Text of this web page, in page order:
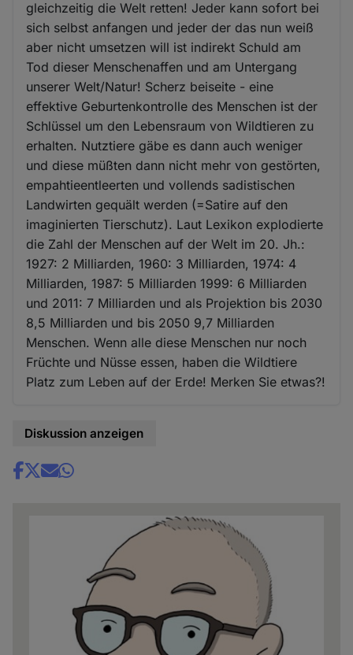
gleichzeitig die Welt retten! Jeder kann sofort bei
sich selbst anfangen und jeder der das nun weiß
aber nicht umsetzen will ist indirekt Schuld am
Tod dieser Menschenaffen und am Untergang
unserer Welt/Natur! Scherz beiseite - eine
effektive Geburtenkontrolle des Menschen ist der
Schlüssel um den Lebensraum von Wildtieren zu
erhalten. Nutztiere gäbe es dann auch weniger
und diese müßten dann nicht mehr von gestörten,
empahtieentleerten und vollends sadistischen
Landwirten gequält werden (=Satire auf den
imaginierten Tierschutz). Laut Lexikon explodierte
die Zahl der Menschen auf der Welt im 20. Jh.:
1927: 2 Milliarden, 1960: 3 Milliarden, 1974: 4
Milliarden, 1987: 5 Milliarden 1999: 6 Milliarden
und 2011: 7 Milliarden und als Projektion bis 2030
8,5 Milliarden und bis 2050 9,7 Milliarden
Menschen. Wenn alle diese Menschen nur noch
Früchte und Nüsse essen, haben die Wildtiere
Platz zum Leben auf der Erde! Merken Sie etwas?!
Diskussion anzeigen
Share